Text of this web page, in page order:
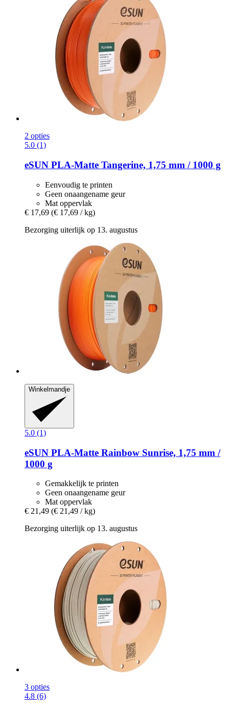
2 opties
5.0 (1)
eSUN PLA-​Matte Tangerine, 1,75 mm / 1000 g
Eenvoudig te printen
Geen onaangename geur
Mat oppervlak
€ 17,69 (€ 17,69 / kg)
Bezorging uiterlijk op 13. augustus
Winkelmandje
5.0 (1)
eSUN PLA-​Matte Rainbow Sunrise, 1,75 mm /
1000 g
Gemakkelijk te printen
Geen onaangename geur
Mat oppervlak
€ 21,49 (€ 21,49 / kg)
Bezorging uiterlijk op 13. augustus
3 opties
4.8 (6)